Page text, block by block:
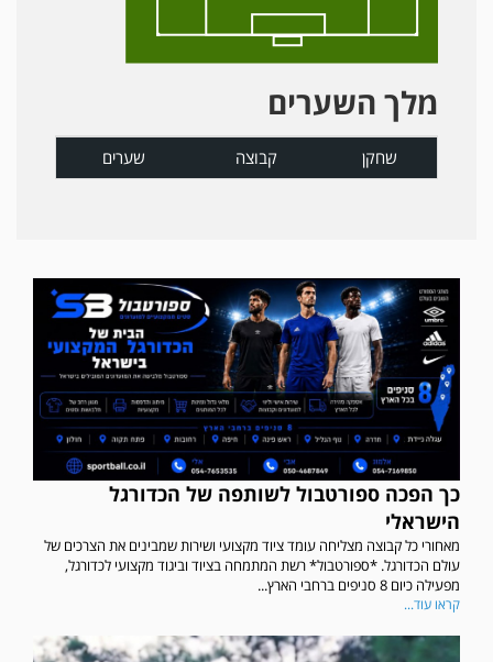
מלך השערים
שחקן קבוצה שערים
כך הפכה ספורטבול לשותפה של הכדורגל
הישראלי
מאחורי כל קבוצה מצליחה עומד ציוד מקצועי ושירות שמבינים את הצרכים של
עולם הכדורגל. *ספורטבול* רשת המתמחה בציוד וביגוד מקצועי לכדורגל,
מפעילה כיום 8 סניפים ברחבי הארץ...
קראו עוד...